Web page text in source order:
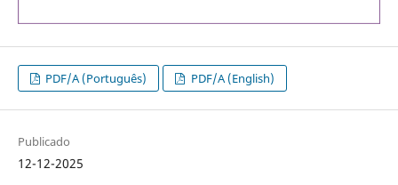
PDF/A (Português) PDF/A (English)
Publicado
12-12-2025